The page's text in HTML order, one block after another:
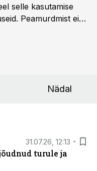
selle kasutamise
Peamurdmist ei
Nädal
31.07.26, 12:13
turule ja